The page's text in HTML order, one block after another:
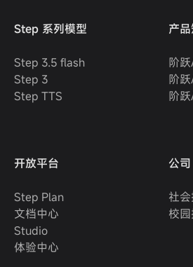
Step 系列模型
Step 3.5 flash
Step 3
Step TTS
产
阶
阶
阶
开放平台
Step Plan
文档中心
Studio
体验中心
公司
社
校